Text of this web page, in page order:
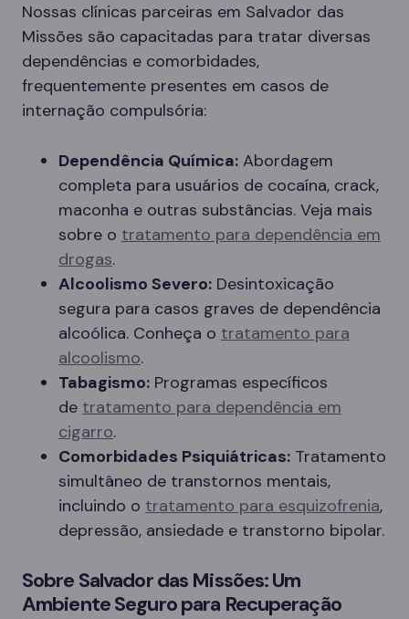
Nossas clínicas parceiras em Salvador das
Missões são capacitadas para tratar diversas
dependências e comorbidades,
frequentemente presentes em casos de
internação compulsória:
Dependência Química: Abordagem
completa para usuários de cocaína, crack,
maconha e outras substâncias. Veja mais
sobre o tratamento para dependência em
drogas.
Alcoolismo Severo: Desintoxicação
segura para casos graves de dependência
alcoólica. Conheça o tratamento para
alcoolismo.
Tabagismo: Programas específicos
de tratamento para dependência em
cigarro.
Comorbidades Psiquiátricas: Tratamento
simultâneo de transtornos mentais,
incluindo o tratamento para esquizofrenia,
depressão, ansiedade e transtorno bipolar.
Sobre Salvador das Missões: Um
Ambiente Seguro para Recuperação